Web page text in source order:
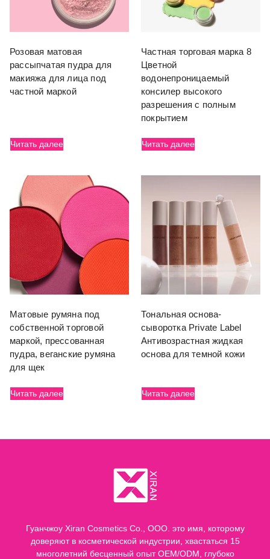
Розовая матовая
рассыпчатая пудра для
макияжа для лица под
частной маркой
Читать далее
Частная торговая марка 8
Цветной
водонепроницаемый
консилер высокого
разрешения с полным
покрытием
Читать далее
Матовые румяна под
собственной торговой
маркой, прессованная
пудра, веганские румяна
для щек
Читать далее
Тональная основа-
сыворотка Private Label
Антивозрастная жидкая
основа для темной кожи
Читать далее
Гуанчжоу Xiran Cosmetics Co., ООО. это имя, которому
доверяют в косметической индустрии, хвастаться 15
многолетний бесценный опыт OEM/ODM, глубоко